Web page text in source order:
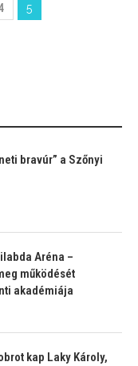
5
bravúr” a Szőnyi
Aréna –
működését
akadémiája
kap Laky Károly,